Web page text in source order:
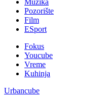
Muzika
Pozorište
Film
ESport
Fokus
Youcube
Vreme
Kuhinja
Urbancube